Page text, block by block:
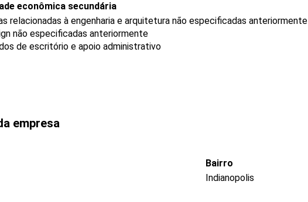
econômica secundária
relacionadas à engenharia e arquitetura não especificadas anteriormente
não especificadas anteriormente
de escritório e apoio administrativo
empresa
Bairro
Indianopolis